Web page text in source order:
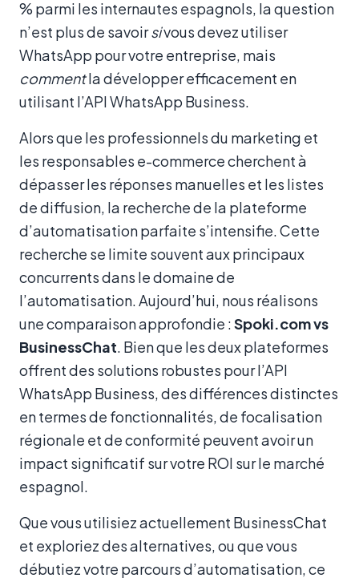
% parmi les internautes espagnols, la question
n’est plus de savoirsivous devez utiliser
WhatsApp pour votre entreprise, mais
commentla développer efficacement en
utilisant l’API WhatsApp Business.
Alors que les professionnels du marketing et
les responsables e-commerce cherchent à
dépasser les réponses manuelles et les listes
de diffusion, la recherche de la plateforme
d’automatisation parfaite s’intensifie. Cette
recherche se limite souvent aux principaux
concurrents dans le domaine de
l’automatisation. Aujourd’hui, nous réalisons
une comparaison approfondie :Spoki.com vs
BusinessChat. Bien que les deux plateformes
offrent des solutions robustes pour l’API
WhatsApp Business, des différences distinctes
en termes de fonctionnalités, de focalisation
régionale et de conformité peuvent avoir un
impact significatif sur votre ROI sur le marché
espagnol.
Que vous utilisiez actuellement BusinessChat
et exploriez des alternatives, ou que vous
débutiez votre parcours d’automatisation, ce